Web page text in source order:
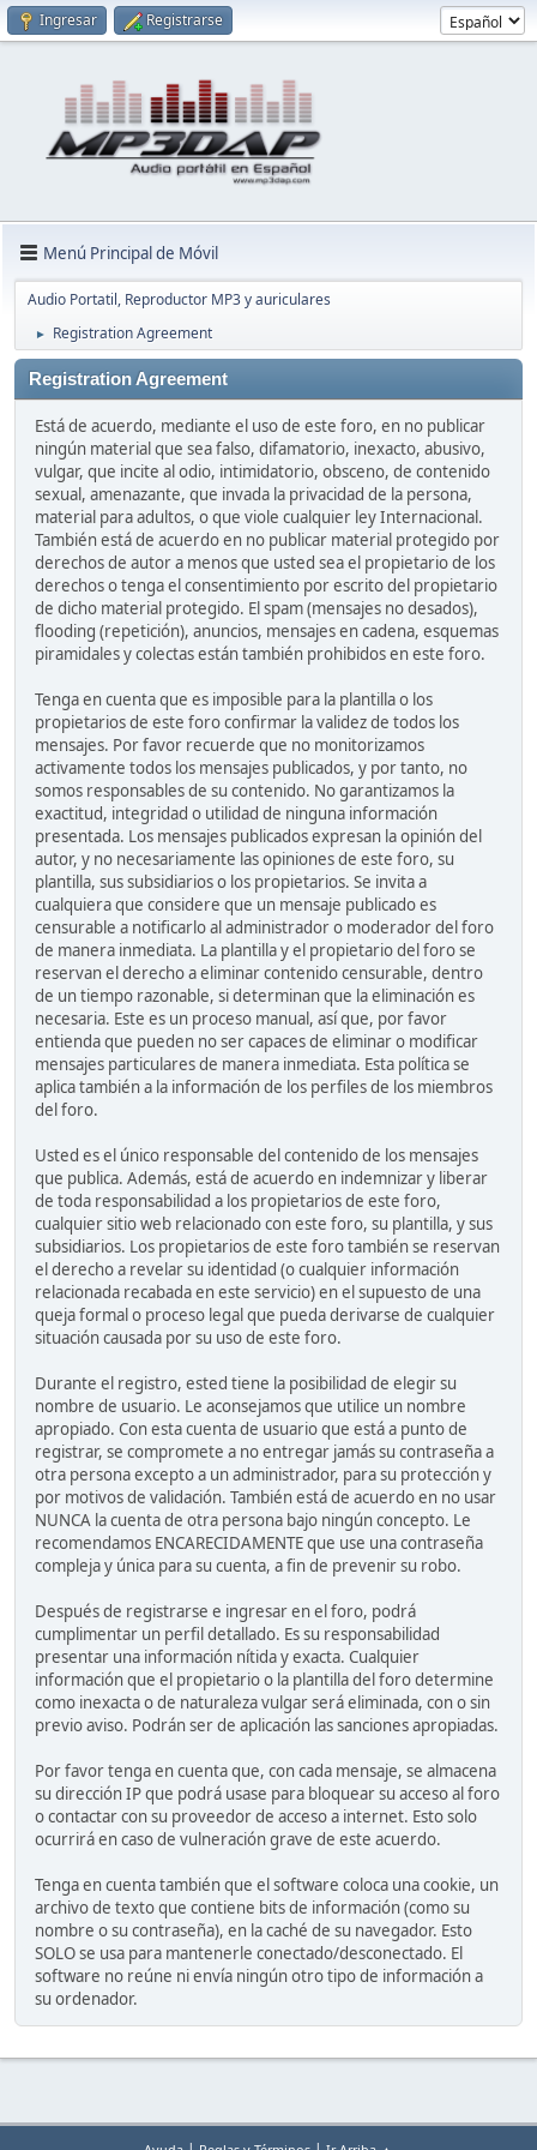
Ingresar Registrarse
Menú Principal de Móvil
Audio Portatil, Reproductor MP3 y auriculares
► Registration Agreement
Registration Agreement
Está de acuerdo, mediante el uso de este foro, en no publicar
ningún material que sea falso, difamatorio, inexacto, abusivo,
vulgar, que incite al odio, intimidatorio, obsceno, de contenido
sexual, amenazante, que invada la privacidad de la persona,
material para adultos, o que viole cualquier ley Internacional.
También está de acuerdo en no publicar material protegido por
derechos de autor a menos que usted sea el propietario de los
derechos o tenga el consentimiento por escrito del propietario
de dicho material protegido. El spam (mensajes no desados),
flooding (repetición), anuncios, mensajes en cadena, esquemas
piramidales y colectas están también prohibidos en este foro.
Tenga en cuenta que es imposible para la plantilla o los
propietarios de este foro confirmar la validez de todos los
mensajes. Por favor recuerde que no monitorizamos
activamente todos los mensajes publicados, y por tanto, no
somos responsables de su contenido. No garantizamos la
exactitud, integridad o utilidad de ninguna información
presentada. Los mensajes publicados expresan la opinión del
autor, y no necesariamente las opiniones de este foro, su
plantilla, sus subsidiarios o los propietarios. Se invita a
cualquiera que considere que un mensaje publicado es
censurable a notificarlo al administrador o moderador del foro
de manera inmediata. La plantilla y el propietario del foro se
reservan el derecho a eliminar contenido censurable, dentro
de un tiempo razonable, si determinan que la eliminación es
necesaria. Este es un proceso manual, así que, por favor
entienda que pueden no ser capaces de eliminar o modificar
mensajes particulares de manera inmediata. Esta política se
aplica también a la información de los perfiles de los miembros
del foro.
Usted es el único responsable del contenido de los mensajes
que publica. Además, está de acuerdo en indemnizar y liberar
de toda responsabilidad a los propietarios de este foro,
cualquier sitio web relacionado con este foro, su plantilla, y sus
subsidiarios. Los propietarios de este foro también se reservan
el derecho a revelar su identidad (o cualquier información
relacionada recabada en este servicio) en el supuesto de una
queja formal o proceso legal que pueda derivarse de cualquier
situación causada por su uso de este foro.
Durante el registro, ested tiene la posibilidad de elegir su
nombre de usuario. Le aconsejamos que utilice un nombre
apropiado. Con esta cuenta de usuario que está a punto de
registrar, se compromete a no entregar jamás su contraseña a
otra persona excepto a un administrador, para su protección y
por motivos de validación. También está de acuerdo en no usar
NUNCA la cuenta de otra persona bajo ningún concepto. Le
recomendamos ENCARECIDAMENTE que use una contraseña
compleja y única para su cuenta, a fin de prevenir su robo.
Después de registrarse e ingresar en el foro, podrá
cumplimentar un perfil detallado. Es su responsabilidad
presentar una información nítida y exacta. Cualquier
información que el propietario o la plantilla del foro determine
como inexacta o de naturaleza vulgar será eliminada, con o sin
previo aviso. Podrán ser de aplicación las sanciones apropiadas.
Por favor tenga en cuenta que, con cada mensaje, se almacena
su dirección IP que podrá usase para bloquear su acceso al foro
o contactar con su proveedor de acceso a internet. Esto solo
ocurrirá en caso de vulneración grave de este acuerdo.
Tenga en cuenta también que el software coloca una cookie, un
archivo de texto que contiene bits de información (como su
nombre o su contraseña), en la caché de su navegador. Esto
SOLO se usa para mantenerle conectado/desconectado. El
software no reúne ni envía ningún otro tipo de información a
su ordenador.